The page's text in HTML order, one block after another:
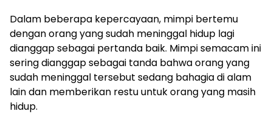
Dalam beberapa kepercayaan, mimpi bertemu
dengan orang yang sudah meninggal hidup lagi
dianggap sebagai pertanda baik. Mimpi semacam ini
sering dianggap sebagai tanda bahwa orang yang
sudah meninggal tersebut sedang bahagia di alam
lain dan memberikan restu untuk orang yang masih
hidup.